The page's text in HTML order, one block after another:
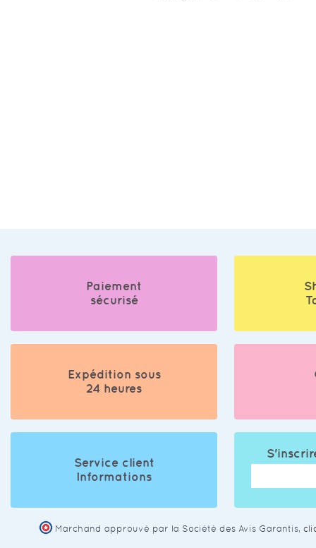
Paiement
sécurisé
Expédition sous
24 heures
Service client
Informations
Marchand approuvé par la Société des Avis Garantis,